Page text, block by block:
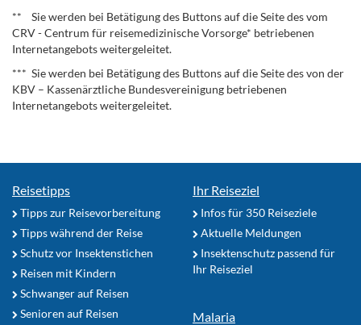
** Sie werden bei Betätigung des Buttons auf die Seite des vom
CRV - Centrum für reisemedizinische Vorsorge* betriebenen
Internetangebots weitergeleitet.
*** Sie werden bei Betätigung des Buttons auf die Seite des von der
KBV – Kassenärztliche Bundesvereinigung betriebenen
Internetangebots weitergeleitet.
Reisetipps
Tipps zur Reisevorbereitung
Tipps während der Reise
Schutz vor Insektenstichen
Reisen mit Kindern
Schwanger auf Reisen
Senioren auf Reisen
Ihr Reiseziel
Infos für 350 Reiseziele
Aktuelle Meldungen
Insektenschutz passend für
Ihr Reiseziel
Malaria